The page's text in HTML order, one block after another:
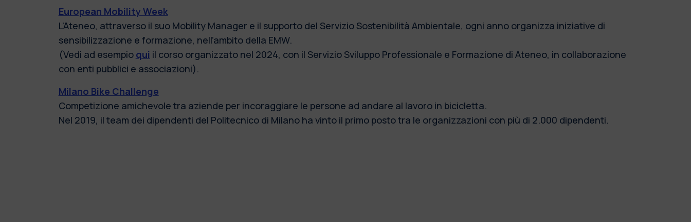
European Mobility Week
L’Ateneo, attraverso il suo Mobility Manager e il supporto del Servizio Sostenibilità Ambientale, ogni anno organizza iniziative di
sensibilizzazione e formazione, nell’ambito della EMW.
(Vedi ad esempio qui il corso organizzato nel 2024, con il Servizio Sviluppo Professionale e Formazione di Ateneo, in collaborazione
con enti pubblici e associazioni).
Milano Bike Challenge
Competizione amichevole tra aziende per incoraggiare le persone ad andare al lavoro in bicicletta.
Nel 2019, il team dei dipendenti del Politecnico di Milano ha vinto il primo posto tra le organizzazioni con più di 2.000 dipendenti.